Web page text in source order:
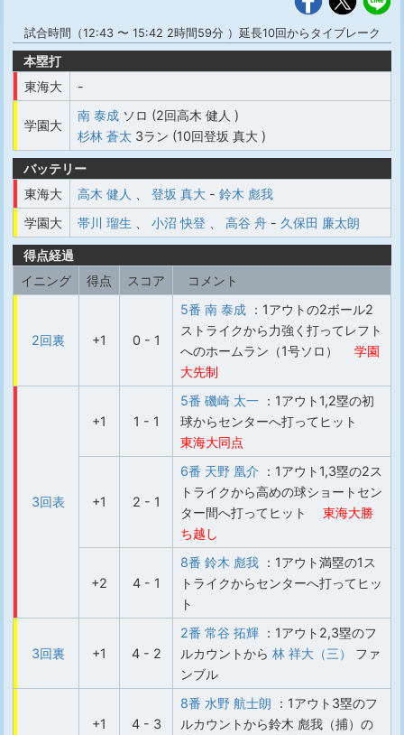
試合時間（12:43 〜 15:42 2時間59分 ）延長10回からタイブレーク
本塁打
東海大
-
学園大
南 泰成 ソロ (2回高木 健人 )
杉林 蒼太 3ラン (10回登坂 真大 )
バッテリー
東海大
高木 健人 登坂 真大 - 鈴木 彪我
学園大
帯川 瑠生 小沼 快登 高谷 舟 - 久保田 廉太朗
得点経過
イニング
得点 スコア コメント
2回裏 +1 0 - 1
5番 南 泰成 ：1アウトの2ボール2
ストライクから力強く打ってレフト
へのホームラン（1号ソロ）
学園
大先制
3回表
+1 1 - 1
5番 磯崎 太一 ：1アウト1,2塁の初
球からセンターへ打ってヒット
東海大同点
+1 2 - 1
6番 天野 凰介 ：1アウト1,3塁の2ス
トライクから高めの球ショートセン
ター間へ打ってヒット
東海大勝
ち越し
+2 4 - 1
8番 鈴木 彪我 ：1アウト満塁の1ス
トライクからセンターへ打ってヒッ
ト
3回裏 +1 4 - 2
2番 常谷 拓輝 ：1アウト2,3塁のフ
ルカウントから 林 祥大（三）
ファ
ンブル
+1 4 - 3
8番 水野 航士朗 ：1アウト3塁のフ
ルカウントから鈴木 彪我（捕）の